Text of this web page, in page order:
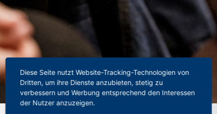
Diese Seite nutzt Website-Tracking-Technologien von
Dritten, um ihre Dienste anzubieten, stetig zu
verbessern und Werbung entsprechend den Interessen
der Nutzer anzuzeigen.